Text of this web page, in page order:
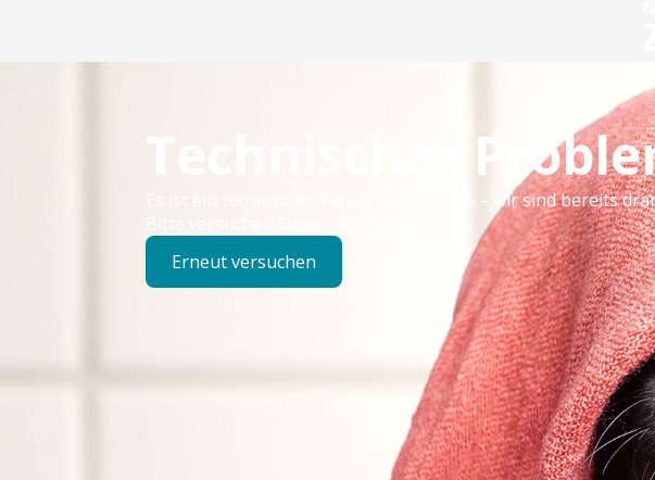
Technisches
Es ist ein technischer Fehler aufgetreten – wir sind bereits
Bitte versuchen Sie es später erneut.
Erneut versuchen